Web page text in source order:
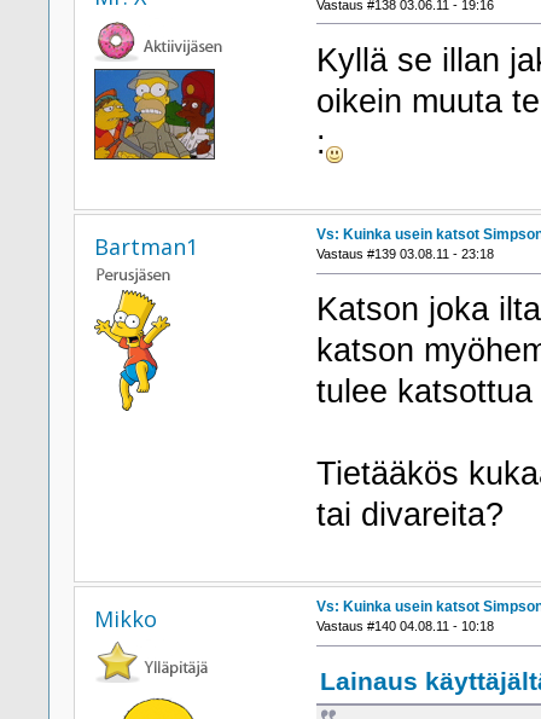
Vastaus #138 03.06.11 - 19:16
Kyllä se illan
oikein muuta
:
Bartman1 Vs: Kuinka usein katsot
Vastaus #139 03.08.11 - 23:18
Katson joka
katson
tulee
Tietääkös
tai divareita?
Mikko Vs: Kuinka usein katsot
Vastaus #140 04.08.11 - 10:18
Lainaus